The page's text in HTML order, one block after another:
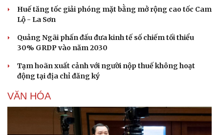
Huế tăng tốc giải phóng mặt bằng mở rộng cao tốc Cam
Lộ - La Sơn
Quảng Ngãi phấn đấu đưa kinh tế số chiếm tối thiểu
30% GRDP vào năm 2030
Tạm hoãn xuất cảnh với người nộp thuế không hoạt
động tại địa chỉ đăng ký
VĂN HÓA